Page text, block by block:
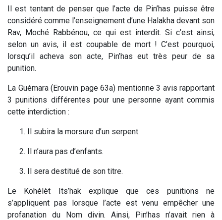
Il est tentant de penser que l’acte de Pin’has puisse être
considéré comme l’enseignement d’une Halakha devant son
Rav, Moché Rabbénou, ce qui est interdit. Si c’est ainsi,
selon un avis, il est coupable de mort ! C’est pourquoi,
lorsqu’il acheva son acte, Pin’has eut très peur de sa
punition.
La Guémara (Erouvin page 63a) mentionne 3 avis rapportant
3 punitions différentes pour une personne ayant commis
cette interdiction :
Il subira la morsure d’un serpent.
Il n’aura pas d’enfants.
Il sera destitué de son titre.
Le Kohélèt Its’hak explique que ces punitions ne
s’appliquent pas lorsque l’acte est venu empêcher une
profanation du Nom divin. Ainsi, Pin’has n’avait rien à